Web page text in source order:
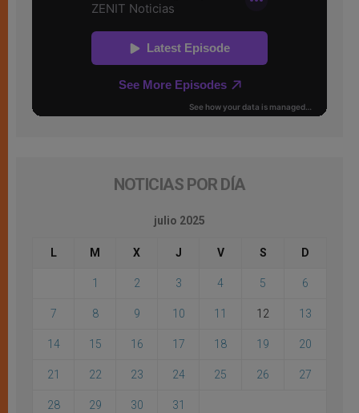
NOTICIAS POR DÍA
julio 2025
L M X J V S D
1 2 3 4 5 6
7 8 9 10 11 12 13
14 15 16 17 18 19 20
21 22 23 24 25 26 27
28 29 30 31